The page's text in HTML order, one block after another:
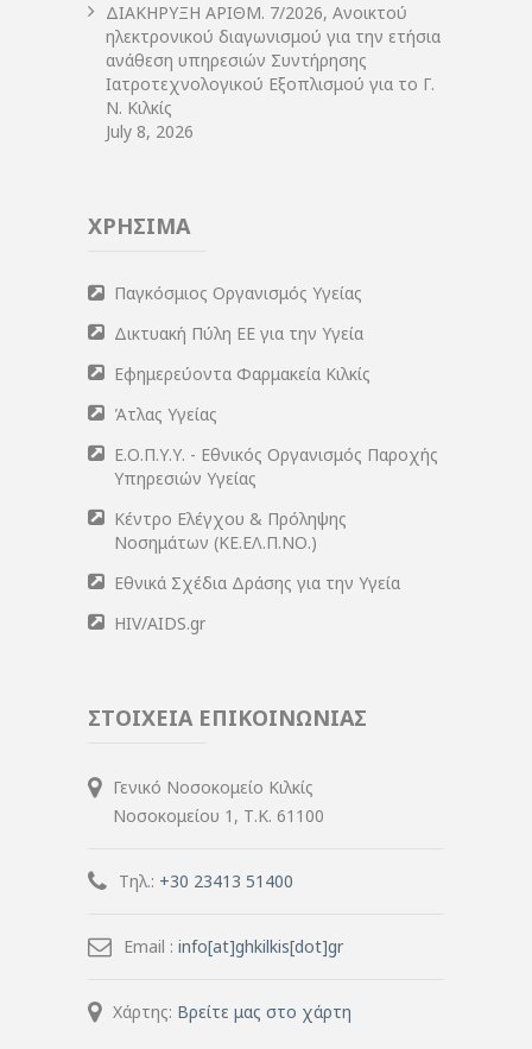
ΔIΑΚΗΡΥΞΗ ΑΡIΘΜ. 7/2026, Ανοικτού
ηλεκτρονικού διαγωνισμού για την ετήσια
ανάθεση υπηρεσιών Συντήρησης
Ιατροτεχνολογικού Εξοπλισμού για το Γ.
Ν. Κιλκίς
July 8, 2026
ΧΡΗΣΙΜΑ
Παγκόσμιος Οργανισμός Υγείας
Δικτυακή Πύλη ΕΕ για την Υγεία
Εφημερεύοντα Φαρμακεία Κιλκίς
Άτλας Υγείας
Ε.Ο.Π.Υ.Υ. - Εθνικός Οργανισμός Παροχής
Υπηρεσιών Υγείας
Κέντρο Ελέγχου & Πρόληψης
Νοσημάτων (ΚΕ.ΕΛ.Π.ΝΟ.)
Εθνικά Σχέδια Δράσης για την Υγεία
HIV/AIDS.gr
ΣΤΟΙΧΕΙΑ ΕΠΙΚΟΙΝΩΝΙΑΣ
Γενικό Νοσοκομείο Κιλκίς
Νοσοκομείου 1, Τ.Κ. 61100
Τηλ.: +30 23413 51400
Email : info[at]ghkilkis[dot]gr
Χάρτης: Βρείτε μας στο χάρτη